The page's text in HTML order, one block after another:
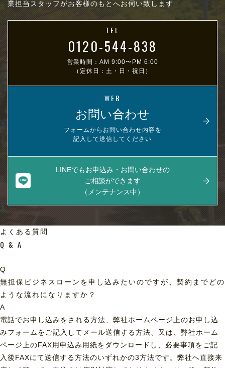
業担当スタッフがお客様のもとへお伺い致します
TEL
0120-544-838
営業時間：AM 9:00〜PM 6:00
（定休日：土・日・祝日）
WEB
お問い合わせ
フォームからお問い合わせ内容を
記入して送信してください
LINEでもお申込み・お問い合わせの
ご相談ができます
（メンテナンス中）
よくある質問
Q & A
Q
無担保ビジネスローンを申し込みたいのですが、契約までどの
ような流れになりますか？
A
電話でお申し込みをされる方法、弊社ホームページ上のお申し込
みフォームをご記入してメール送信する方法、又は、弊社ホーム
ページ上のFAX用申込み用紙をダウンロードし、必要事項をご記
入後FAXにて送信する方法のいずれかの3方法です。弊社へ直接来